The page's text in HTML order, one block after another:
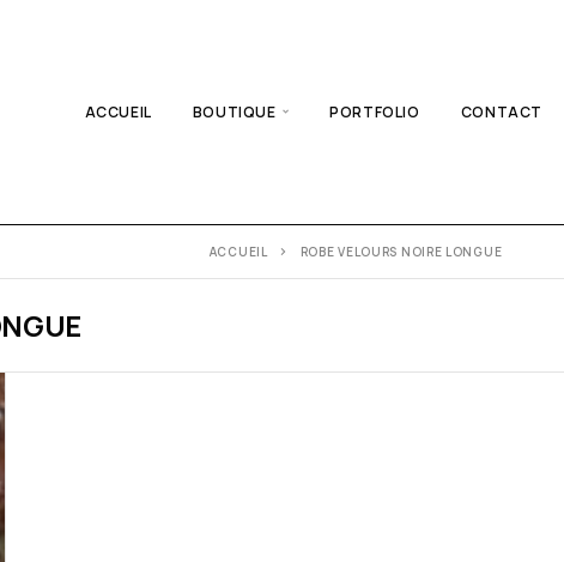
ACCUEIL BOUTIQUE PORTFOLIO CONTACT
ACCUEIL ROBE VELOURS NOIRE LONGUE